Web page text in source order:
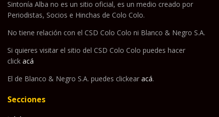
Sintonía Alba no es un sitio oficial, es un medio creado por
Periodistas, Socios e Hinchas de Colo Colo.
No tiene relación con el CSD Colo Colo ni Blanco & Negro S.A.
Si quieres visitar el sitio del CSD Colo Colo puedes hacer
click acá
El de Blanco & Negro S.A. puedes clickear acá.
Secciones